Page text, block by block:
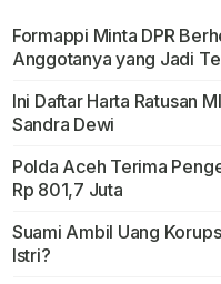
Formappi Minta DPR
Anggotanya yang Jadi
Ini Daftar Harta Ratusan
Sandra Dewi
Polda Aceh Terima
Rp 801,7 Juta
Suami Ambil Uang
Istri?